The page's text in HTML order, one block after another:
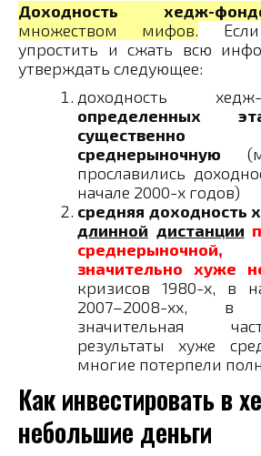
Доходность хедж-
множеством мифов. Если
упростить и сжать всю
утверждать следующее:
доходность
определенных
существенно
среднерыночную
прославились
начале 2000-х годов)
средняя доходность
длинной дистанции
значительно хуже
кризисов 1980-х, в
2007–2008-хх,
значительная
результаты хуже
многие потерпели
Как инвестировать в
небольшие деньги